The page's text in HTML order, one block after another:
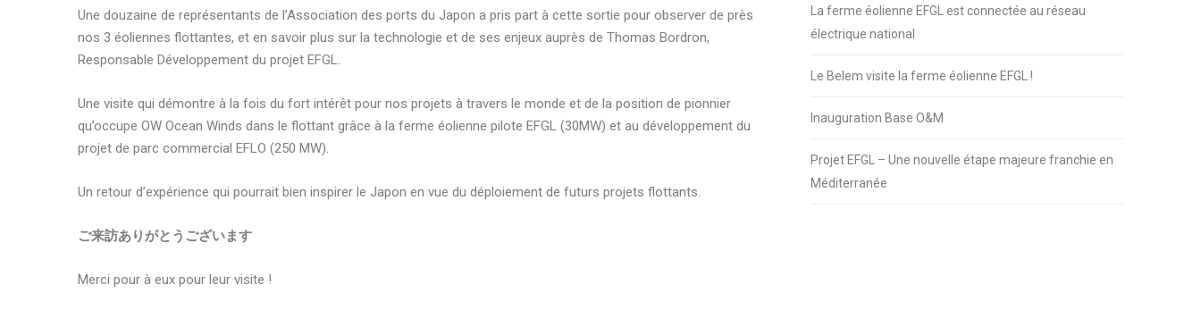
Une douzaine de représentants de l’Association des ports du Japon a pris part à cette sortie pour observer de près
nos 3 éoliennes flottantes, et en savoir plus sur la technologie et de ses enjeux auprès de Thomas Bordron,
Responsable Développement du projet EFGL.
Une visite qui démontre à la fois du fort intérêt pour nos projets à travers le monde et de la position de pionnier
qu’occupe OW Ocean Winds dans le flottant grâce à la ferme éolienne pilote EFGL (30MW) et au développement du
projet de parc commercial EFLO (250 MW).
Un retour d’expérience qui pourrait bien inspirer le Japon en vue du déploiement de futurs projets flottants.
ご来訪ありがとうございます
Merci pour à eux pour leur visite !
La ferme éolienne EFGL est connectée au réseau
électrique national
Le Belem visite la ferme éolienne EFGL !
Inauguration Base O&M
Projet EFGL – Une nouvelle étape majeure franchie en
Méditerranée